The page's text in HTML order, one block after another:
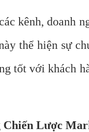
kênh, doanh
thể hiện sự
tốt với khách
Chiến Lược